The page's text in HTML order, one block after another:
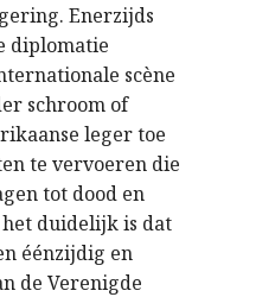
Enerzijds
diplomatie
scène
schroom of
leger toe
te vervoeren die
tot dood en
duidelijk is dat
éénzijdig en
de Verenigde